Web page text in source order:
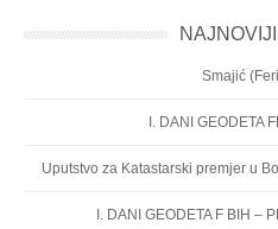
Smajić
I. DANI GEODETA
Uputstvo za Katastarski premjer u
I. DANI GEODETA F BIH –